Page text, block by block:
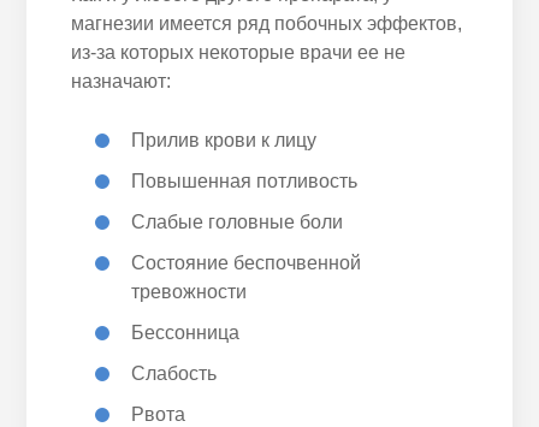
магнезии имеется ряд побочных эффектов,
из-за которых некоторые врачи ее не
назначают:
Прилив крови к лицу
Повышенная потливость
Слабые головные боли
Состояние беспочвенной
тревожности
Бессонница
Слабость
Рвота